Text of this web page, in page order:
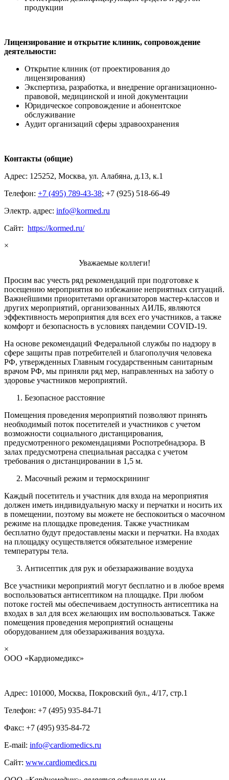
продукции
Лицензирование и открытие клиник, сопровождение
деятельности:
Открытие клиник (от проектирования до
лицензирования)
Экспертиза, разработка, и внедрение организационно-
правовой, медицинской и иной документации
Юридическое сопровождение и абонентское
обслуживание
Аудит организаций сферы здравоохранения
Контакты (общие)
Адрес: 125252, Москва, ул. Алабяна, д.13, к.1
Телефон: +7 (495) 789-43-38; +7 (925) 518-66-49
Электр. адрес: info@kormed.ru
Сайт: https://kormed.ru/
×
Уважаемые коллеги!
Просим вас учесть ряд рекомендаций при подготовке к
посещению мероприятия во избежание неприятных ситуаций.
Важнейшими приоритетами организаторов мастер-классов и
других мероприятий, организованных АИЛБ, являются
эффективность мероприятия для всех его участников, а также
комфорт и безопасность в условиях пандемии COVID-19.
На основе рекомендаций Федеральной службы по надзору в
сфере защиты прав потребителей и благополучия человека
РФ, утвержденных Главным государственным санитарным
врачом РФ, мы приняли ряд мер, направленных на заботу о
здоровье участников мероприятий.
Безопасное расстояние
Помещения проведения мероприятий позволяют принять
необходимый поток посетителей и участников с учетом
возможности социального дистанцирования,
предусмотренного рекомендациями Роспотребнадзора. В
залах предусмотрена специальная рассадка с учетом
требования о дистанцировании в 1,5 м.
Масочный режим и термоскрининг
Каждый посетитель и участник для входа на мероприятия
должен иметь индивидуальную маску и перчатки и носить их
в помещении, поэтому вы можете не беспокоиться о масочном
режиме на площадке проведения. Также участникам
бесплатно будут предоставлены маски и перчатки. На входах
на площадку осуществляется обязательное измерение
температуры тела.
Антисептик для рук и обеззараживание воздуха
Все участники мероприятий могут бесплатно и в любое время
воспользоваться антисептиком на площадке. При любом
потоке гостей мы обеспечиваем доступность антисептика на
входах в зал для всех желающих им воспользоваться. Также
помещения проведения мероприятий оснащены
оборудованием для обеззараживания воздуха.
×
ООО «Кардиомедикс»
Адрес: 101000, Москва, Покровский бул., 4/17, стр.1
Телефон: +7 (495) 935-84-71
Факс: +7 (495) 935-84-72
E-mail: info@cardiomedics.ru
Сайт: www.cardiomedics.ru